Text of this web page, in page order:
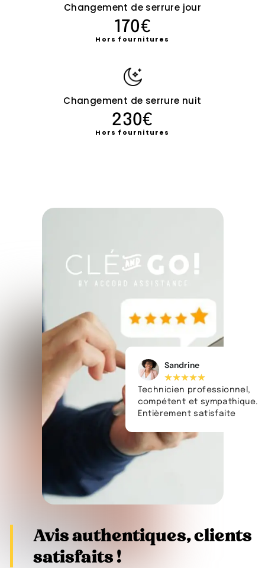
Changement de serrure jour
170€
Hors fournitures
Changement de serrure nuit
230€
Hors fournitures
Sandrine
★★★★★
Technicien professionnel,
compétent et sympathique.
Entièrement satisfaite
Avis authentiques, clients
satisfaits !